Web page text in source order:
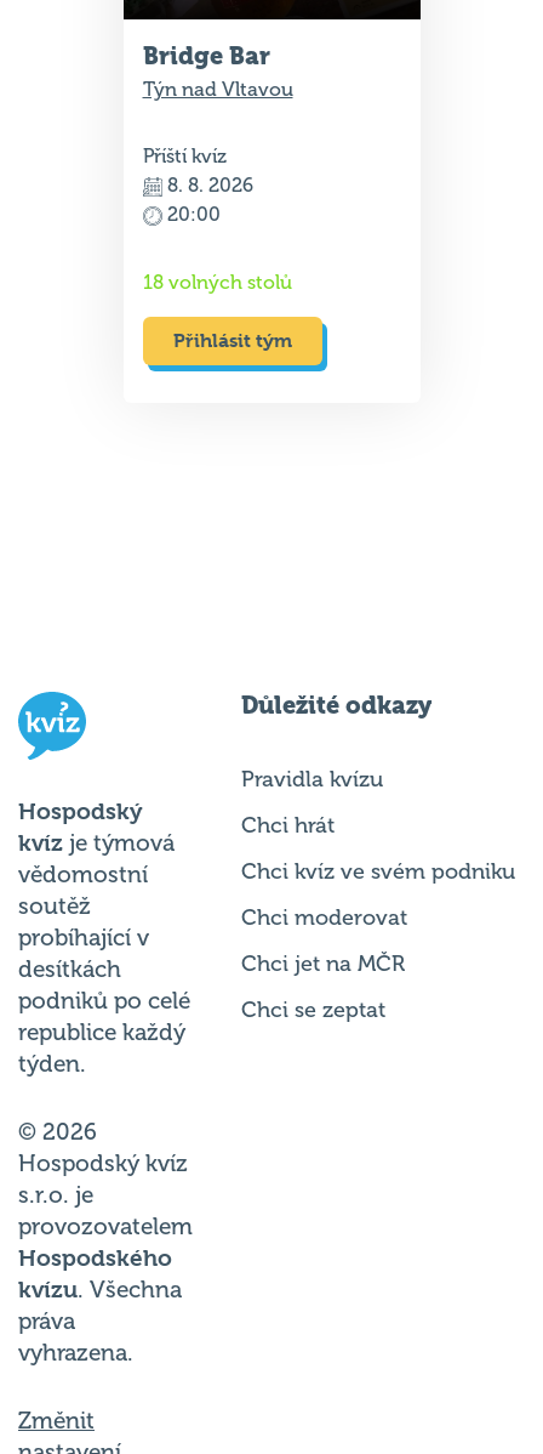
Bridge Bar
Týn nad Vltavou
Příští kvíz
8. 8. 2026
20:00
18 volných stolů
Přihlásit tým
Hospodský
kvíz je týmová
vědomostní
soutěž
probíhající v
desítkách
podniků po celé
republice každý
týden.
© 2026
Hospodský kvíz
s.r.o. je
provozovatelem
Hospodského
kvízu. Všechna
práva
vyhrazena.
Změnit
Důležité odkazy
Pravidla kvízu
Chci hrát
Chci kvíz ve svém podniku
Chci moderovat
Chci jet na MČR
Chci se zeptat